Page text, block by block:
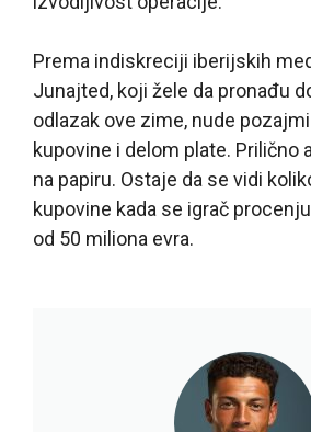
Prema indiskreciji iberijskih
Junajted, koji žele da pronađu
odlazak ove zime, nude
kupovine i delom plate. Prilično
na papiru. Ostaje da se vidi
kupovine kada se igrač
od 50 miliona evra.